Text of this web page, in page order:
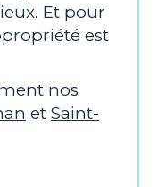
Et pour
est
nos
et Saint-